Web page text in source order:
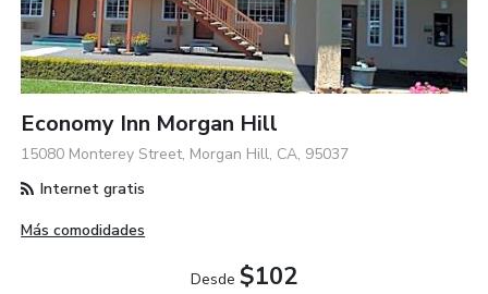
Economy Inn Morgan Hill
15080 Monterey Street, Morgan Hill, CA, 95037
Internet gratis
Más comodidades
Desde $102